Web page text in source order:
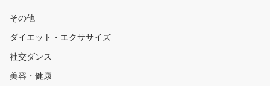
その他
ダイエット・エクササイズ
社交ダンス
美容・健康